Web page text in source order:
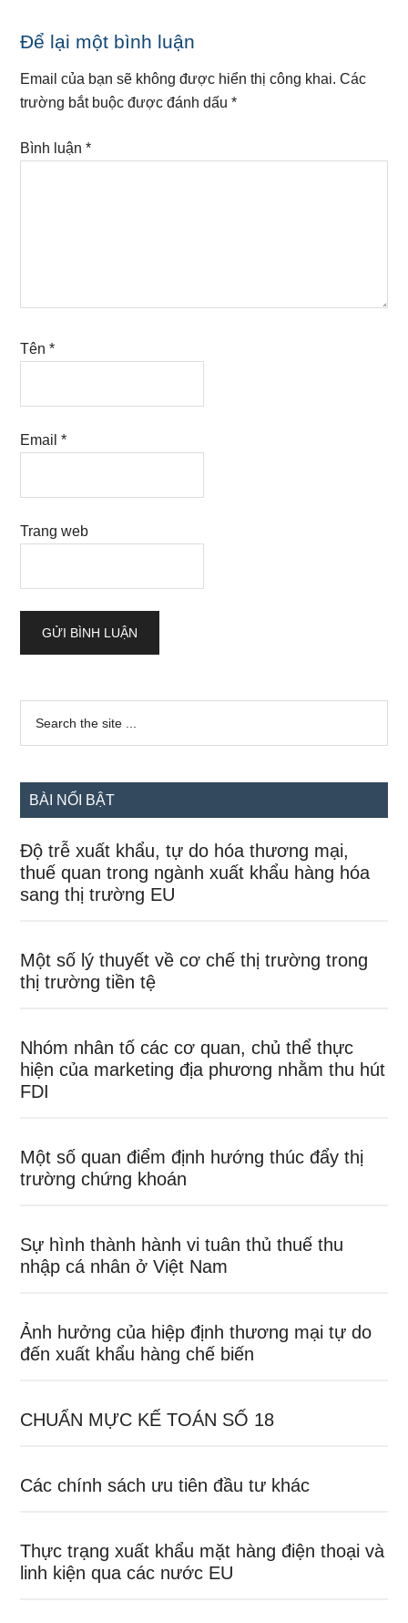
Reader
Interactions
Để lại một bình luận
Email của bạn sẽ không được hiển thị công khai. Các
trường bắt buộc được đánh dấu*
Bình luận*
Tên*
Email*
Trang web
Sidebar
chính
...
BÀI NỔI BẬT
Độ trễ xuất khẩu, tự do hóa thương mại,
thuế quan trong ngành xuất khẩu hàng hóa
sang thị trường EU
Một số lý thuyết về cơ chế thị trường trong
thị trường tiền tệ
Nhóm nhân tố các cơ quan, chủ thể thực
hiện của marketing địa phương nhằm thu hút
FDI
Một số quan điểm định hướng thúc đẩy thị
trường chứng khoán
Sự hình thành hành vi tuân thủ thuế thu
nhập cá nhân ở Việt Nam
Ảnh hưởng của hiệp định thương mại tự do
đến xuất khẩu hàng chế biến
CHUẨN MỰC KẾ TOÁN SỐ 18
Các chính sách ưu tiên đầu tư khác
Thực trạng xuất khẩu mặt hàng điện thoại và
linh kiện qua các nước EU